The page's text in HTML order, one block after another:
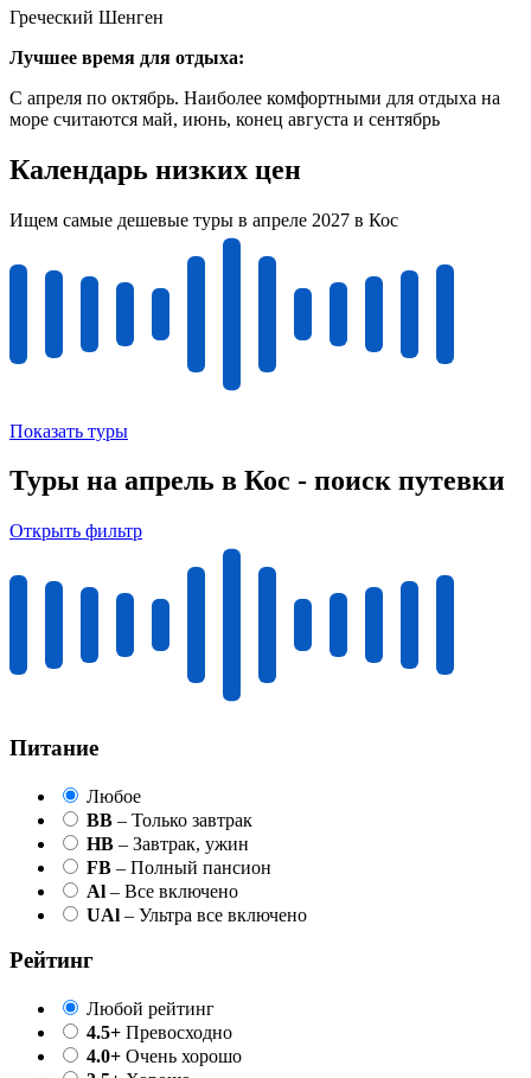
Греческий Шенген
Лучшее время для отдыха:
С апреля по октябрь. Наиболее комфортными для отдыха на
море считаются май, июнь, конец августа и сентябрь
Календарь низких цен
Ищем самые дешевые туры в апреле 2027 в Кос
Показать туры
Туры на апрель в Кос - поиск путевки
Открыть фильтр
Питание
Любое
BB – Только завтрак
HB – Завтрак, ужин
FB – Полный пансион
Al – Все включено
UAl – Ультра все включено
Рейтинг
Любой рейтинг
4.5+ Превосходно
4.0+ Очень хорошо